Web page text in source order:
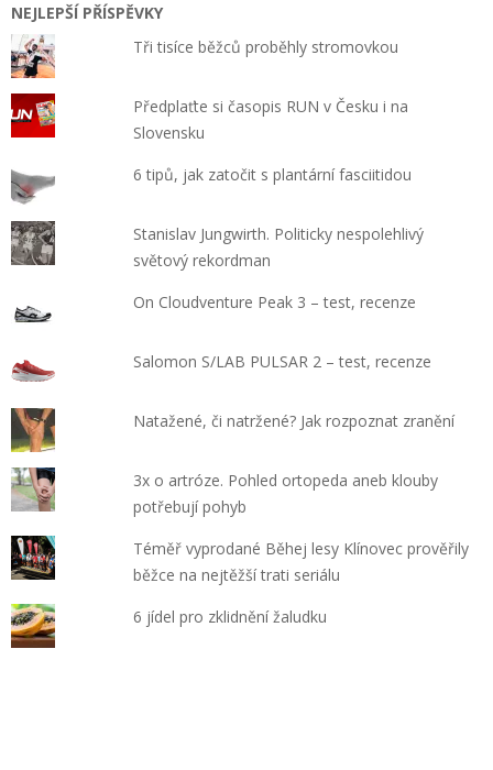
NEJLEPŠÍ PŘÍSPĚVKY
Tři tisíce běžců proběhly stromovkou
Předplaťte si časopis RUN v Česku i na
Slovensku
6 tipů, jak zatočit s plantární fasciitidou
Stanislav Jungwirth. Politicky nespolehlivý
světový rekordman
On Cloudventure Peak 3 – test, recenze
Salomon S/LAB PULSAR 2 – test, recenze
Natažené, či natržené? Jak rozpoznat zranění
3x o artróze. Pohled ortopeda aneb klouby
potřebují pohyb
Téměř vyprodané Běhej lesy Klínovec prověřily
běžce na nejtěžší trati seriálu
6 jídel pro zklidnění žaludku